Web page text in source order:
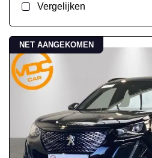
Vergelijken
NET AANGEKOMEN